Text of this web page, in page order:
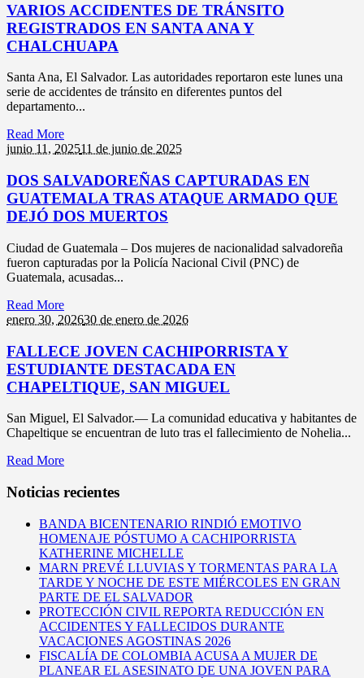
VARIOS ACCIDENTES DE TRÁNSITO
REGISTRADOS EN SANTA ANA Y
CHALCHUAPA
Santa Ana, El Salvador. Las autoridades reportaron este lunes una
serie de accidentes de tránsito en diferentes puntos del
departamento...
Read More
junio 11, 202511 de junio de 2025
DOS SALVADOREÑAS CAPTURADAS EN
GUATEMALA TRAS ATAQUE ARMADO QUE
DEJÓ DOS MUERTOS
Ciudad de Guatemala – Dos mujeres de nacionalidad salvadoreña
fueron capturadas por la Policía Nacional Civil (PNC) de
Guatemala, acusadas...
Read More
enero 30, 202630 de enero de 2026
FALLECE JOVEN CACHIPORRISTA Y
ESTUDIANTE DESTACADA EN
CHAPELTIQUE, SAN MIGUEL
San Miguel, El Salvador.— La comunidad educativa y habitantes de
Chapeltique se encuentran de luto tras el fallecimiento de Nohelia...
Read More
Noticias recientes
BANDA BICENTENARIO RINDIÓ EMOTIVO
HOMENAJE PÓSTUMO A CACHIPORRISTA
KATHERINE MICHELLE
MARN PREVÉ LLUVIAS Y TORMENTAS PARA LA
TARDE Y NOCHE DE ESTE MIÉRCOLES EN GRAN
PARTE DE EL SALVADOR
PROTECCIÓN CIVIL REPORTA REDUCCIÓN EN
ACCIDENTES Y FALLECIDOS DURANTE
VACACIONES AGOSTINAS 2026
FISCALÍA DE COLOMBIA ACUSA A MUJER DE
PLANEAR EL ASESINATO DE UNA JOVEN PARA